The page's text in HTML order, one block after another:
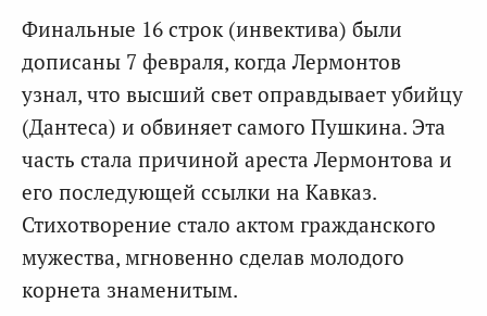
Финальные 16 строк (инвектива) были
дописаны 7 февраля, когда Лермонтов
узнал, что высший свет оправдывает убийцу
(Дантеса) и обвиняет самого Пушкина. Эта
часть стала причиной ареста Лермонтова и
его последующей ссылки на Кавказ.
Стихотворение стало актом гражданского
мужества, мгновенно сделав молодого
корнета знаменитым.